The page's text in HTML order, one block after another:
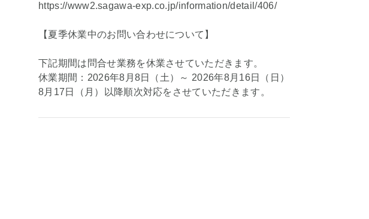
https://www2.sagawa-exp.co.jp/information/detail/406/
【夏季休業中のお問い合わせについて】
下記期間は問合せ業務を休業させていただきます。
休業期間：2026年8月8日（土）～ 2026年8月16日（日）
8月17日（月）以降順次対応をさせていただきます。